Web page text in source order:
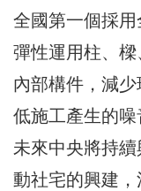
全國第一個採用
彈性運用柱、
內部構件，減
低施工產生的噪
未來中央將持
動社宅的興建，